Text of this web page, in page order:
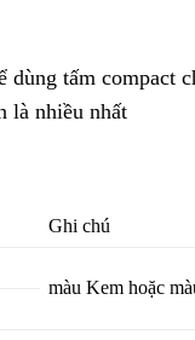
dùng tấm compact
là nhiều nhất
Ghi chú
màu Kem hoặc